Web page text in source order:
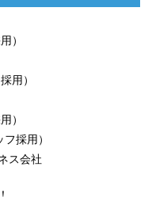
）
用）
）
採用）
ス会社